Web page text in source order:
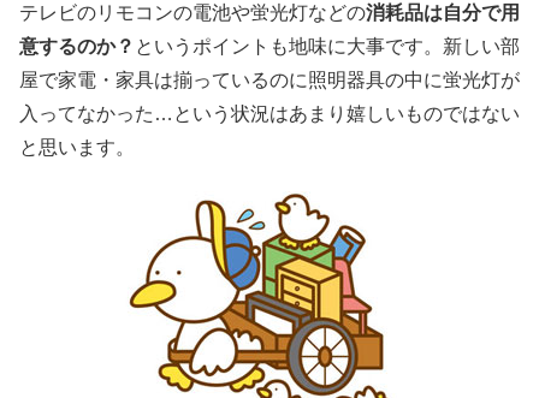
テレビのリモコンの電池や蛍光灯などの消耗品は自分で用
意するのか？ というポイントも地味に大事です。新しい部
屋で家電・家具は揃っているのに照明器具の中に蛍光灯が
入ってなかった…という状況はあまり嬉しいものではない
と思います。